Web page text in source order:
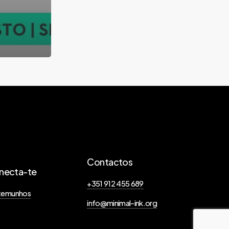
te
Contactos
+351 912 455 689
info@minimal-ink.org